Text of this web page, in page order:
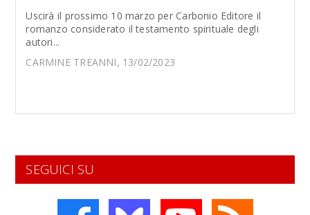
Uscirà il prossimo 10 marzo per Carbonio Editore il
romanzo considerato il testamento spirituale degli
autori...
CARMINE TREANNI, 13/02/2023
SEGUICI SU